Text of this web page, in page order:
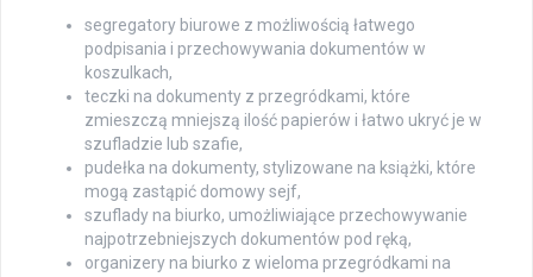
segregatory biurowe z możliwością łatwego
podpisania i przechowywania dokumentów w
koszulkach,
teczki na dokumenty z przegródkami, które
zmieszczą mniejszą ilość papierów i łatwo ukryć je w
szufladzie lub szafie,
pudełka na dokumenty, stylizowane na książki, które
mogą zastąpić domowy sejf,
szuflady na biurko, umożliwiające przechowywanie
najpotrzebniejszych dokumentów pod ręką,
organizery na biurko z wieloma przegródkami na